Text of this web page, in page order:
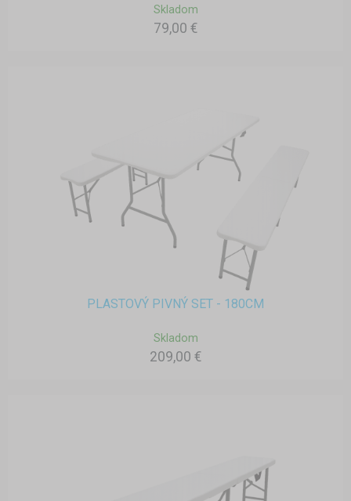
Skladom
79,00 €
PLASTOVÝ PIVNÝ SET - 180CM
Skladom
209,00 €